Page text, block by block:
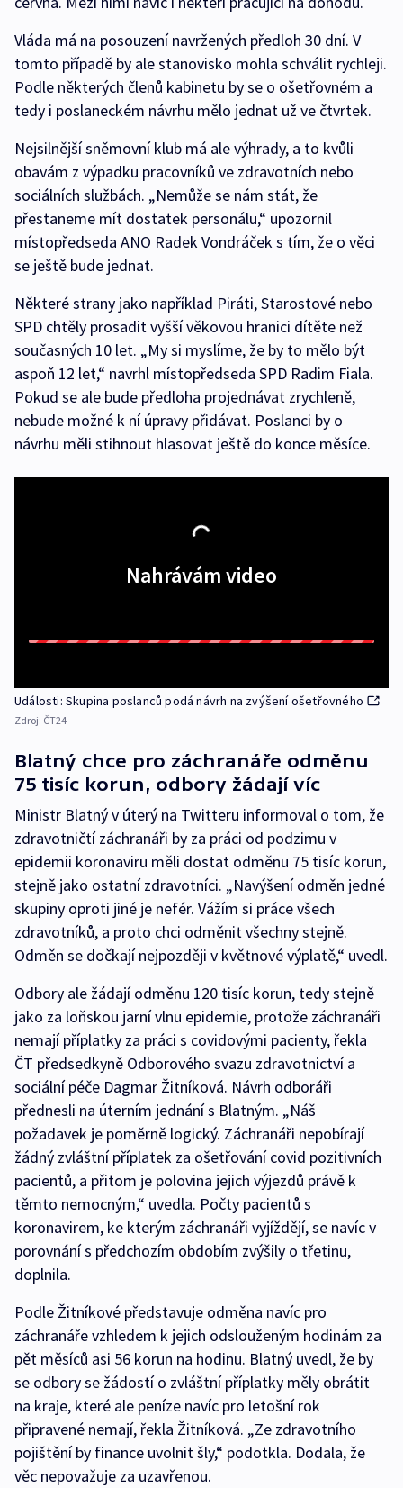
Vláda má na posouzení navržených předloh 30 dní. V
tomto případě by ale stanovisko mohla schválit rychleji.
Podle některých členů kabinetu by se o ošetřovném a
tedy i poslaneckém návrhu mělo jednat už ve čtvrtek.
Nejsilnější sněmovní klub má ale výhrady, a to kvůli
obavám z výpadku pracovníků ve zdravotních nebo
sociálních službách. „Nemůže se nám stát, že
přestaneme mít dostatek personálu,“ upozornil
místopředseda ANO Radek Vondráček s tím, že o věci
se ještě bude jednat.
Některé strany jako například Piráti, Starostové nebo
SPD chtěly prosadit vyšší věkovou hranici dítěte než
současných 10 let. „My si myslíme, že by to mělo být
aspoň 12 let,“ navrhl místopředseda SPD Radim Fiala.
Pokud se ale bude předloha projednávat zrychleně,
nebude možné k ní úpravy přidávat. Poslanci by o
návrhu měli stihnout hlasovat ještě do konce měsíce.
Nahrávám video
Události: Skupina poslanců podá návrh na zvýšení ošetřovného
Zdroj: ČT24
Blatný chce pro záchranáře odměnu
75 tisíc korun, odbory žádají víc
Ministr Blatný v úterý na Twitteru informoval o tom, že
zdravotničtí záchranáři by za práci od podzimu v
epidemii koronaviru měli dostat odměnu 75 tisíc korun,
stejně jako ostatní zdravotníci. „Navýšení odměn jedné
skupiny oproti jiné je nefér. Vážím si práce všech
zdravotníků, a proto chci odměnit všechny stejně.
Odměn se dočkají nejpozději v květnové výplatě,“ uvedl.
Odbory ale žádají odměnu 120 tisíc korun, tedy stejně
jako za loňskou jarní vlnu epidemie, protože záchranáři
nemají příplatky za práci s covidovými pacienty, řekla
ČT předsedkyně Odborového svazu zdravotnictví a
sociální péče Dagmar Žitníková. Návrh odboráři
přednesli na úterním jednání s Blatným. „Náš
požadavek je poměrně logický. Záchranáři nepobírají
žádný zvláštní příplatek za ošetřování covid pozitivních
pacientů, a přitom je polovina jejich výjezdů právě k
těmto nemocným,“ uvedla. Počty pacientů s
koronavirem, ke kterým záchranáři vyjíždějí, se navíc v
porovnání s předchozím obdobím zvýšily o třetinu,
doplnila.
Podle Žitníkové představuje odměna navíc pro
záchranáře vzhledem k jejich odslouženým hodinám za
pět měsíců asi 56 korun na hodinu. Blatný uvedl, že by
se odbory se žádostí o zvláštní příplatky měly obrátit
na kraje, které ale peníze navíc pro letošní rok
připravené nemají, řekla Žitníková. „Ze zdravotního
pojištění by finance uvolnit šly,“ podotkla. Dodala, že
věc nepovažuje za uzavřenou.